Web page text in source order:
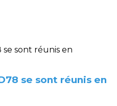
se sont réunis en